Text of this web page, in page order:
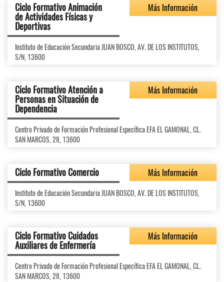
Ciclo Formativo Animación
de Actividades Físicas y
Deportivas
Más Información
Instituto de Educación Secundaria JUAN BOSCO, AV. DE LOS INSTITUTOS,
S/N, 13600
Ciclo Formativo Atención a
Personas en Situación de
Dependencia
Más Información
Centro Privado de Formación Profesional Específica EFA EL GAMONAL, CL.
SAN MARCOS, 28, 13600
Ciclo Formativo Comercio Más Información
Instituto de Educación Secundaria JUAN BOSCO, AV. DE LOS INSTITUTOS,
S/N, 13600
Ciclo Formativo Cuidados
Auxiliares de Enfermería
Más Información
Centro Privado de Formación Profesional Específica EFA EL GAMONAL, CL.
SAN MARCOS, 28, 13600